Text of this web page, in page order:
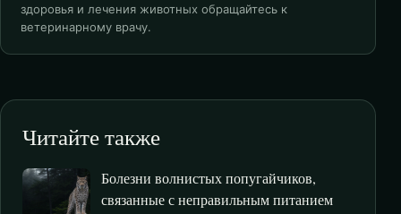
здоровья и лечения животных обращайтесь к
ветеринарному врачу.
Читайте также
Болезни волнистых попугайчиков,
связанные с неправильным питанием